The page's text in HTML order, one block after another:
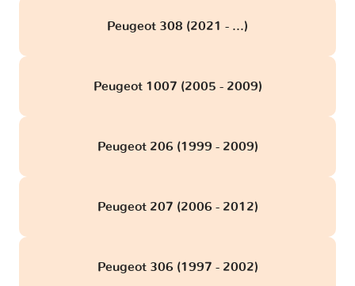
Peugeot 308 (2021 - ...)
Peugeot 1007 (2005 - 2009)
Peugeot 206 (1999 - 2009)
Peugeot 207 (2006 - 2012)
Peugeot 306 (1997 - 2002)